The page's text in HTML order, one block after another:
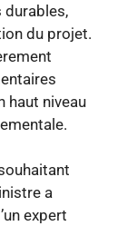
durables,
du projet.
haut niveau
a
expert